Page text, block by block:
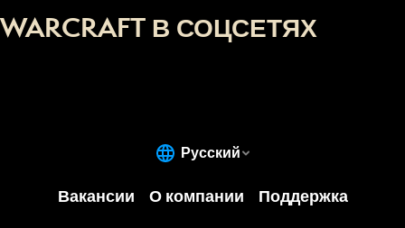
WARCRAFT В СОЦСЕТЯХ